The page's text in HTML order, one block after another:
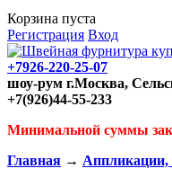
Корзина пуста
Регистрация Вход
+7926-220-25-07
шоу-рум г.Москва,
+7(926)44-55-233
Минимальной суммы
Главная →